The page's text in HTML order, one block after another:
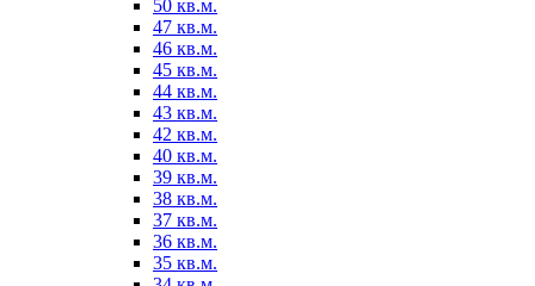
50 кв.м.
47 кв.м.
46 кв.м.
45 кв.м.
44 кв.м.
43 кв.м.
42 кв.м.
40 кв.м.
39 кв.м.
38 кв.м.
37 кв.м.
36 кв.м.
35 кв.м.